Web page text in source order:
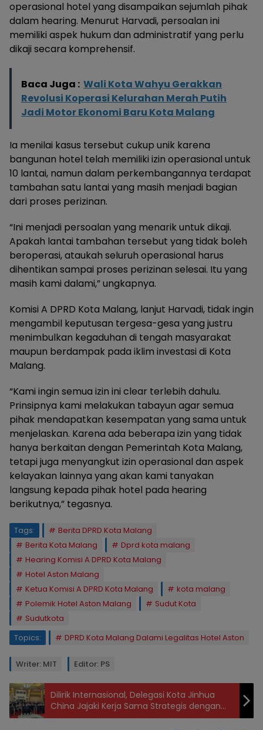
operasional hotel yang disampaikan sejumlah pihak
dalam hearing. Menurut Harvadi, persoalan ini
memiliki aspek hukum dan administratif yang perlu
dikaji secara komprehensif.
Baca Juga : Wali Kota Wahyu Gerakkan
Revolusi Koperasi Kelurahan Merah Putih
Jadi Motor Ekonomi Baru Kota Malang
Ia menilai kasus tersebut cukup unik karena
bangunan hotel telah memiliki izin operasional untuk
10 lantai, namun dalam perkembangannya terdapat
tambahan satu lantai yang masih menjadi bagian
dari proses perizinan.
“Ini menjadi persoalan yang menarik untuk dikaji.
Apakah lantai tambahan tersebut yang tidak boleh
beroperasi, ataukah seluruh operasional harus
dihentikan sampai proses perizinan selesai. Itu yang
masih kami dalami,” ungkapnya.
Komisi A DPRD Kota Malang, lanjut Harvadi, tidak ingin
mengambil keputusan tergesa-gesa yang justru
menimbulkan kegaduhan di tengah masyarakat
maupun berdampak pada iklim investasi di Kota
Malang.
“Kami ingin semua izin ini clear terlebih dahulu.
Prinsipnya kami melakukan tabayun agar semua
pihak mendapatkan kesempatan yang sama untuk
menjelaskan. Karena ada beberapa izin yang tidak
hanya berkaitan dengan Pemerintah Kota Malang,
tetapi juga menyangkut izin operasional dan aspek
kelayakan lainnya yang akan kami tanyakan
langsung kepada pihak hotel pada hearing
berikutnya,” tegasnya.
Tags:
Berita DPRD Kota Malang
Berita Kota Malang
Dprd kota malang
Hearing Komisi A DPRD Kota Malang
Hotel Aston Malang
Ketua Komisi A DPRD Kota Malang
kota malang
Polemik Hotel Aston Malang
Sudut Kota
Sudutkota
Topics:
DPRD Kota Malang Dalami Legalitas Hotel Aston
Writer: MIT Editor: PS
Dilirik Internasional, Delegasi Kota Jinhua
China Jajaki Kerja Sama Strategis dengan
Pemkab Jember